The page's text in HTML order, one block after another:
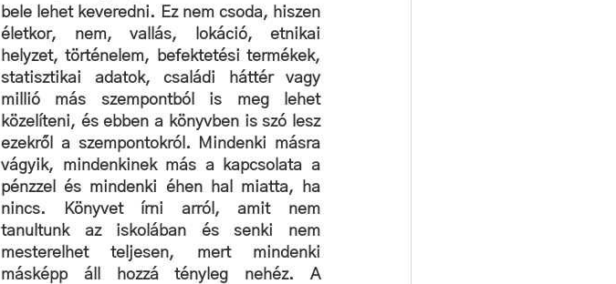
bele lehet keveredni. Ez nem csoda, hiszen
életkor, nem, vallás, lokáció, etnikai
helyzet, történelem, befektetési termékek,
statisztikai adatok, családi háttér vagy
millió más szempontból is meg lehet
közelíteni, és ebben a könyvben is szó lesz
ezekről a szempontokról. Mindenki másra
vágyik, mindenkinek más a kapcsolata a
pénzzel és mindenki éhen hal miatta, ha
nincs. Könyvet írni arról, amit nem
tanultunk az iskolában és senki nem
mesterelhet teljesen, mert mindenki
másképp áll hozzá tényleg nehéz. A